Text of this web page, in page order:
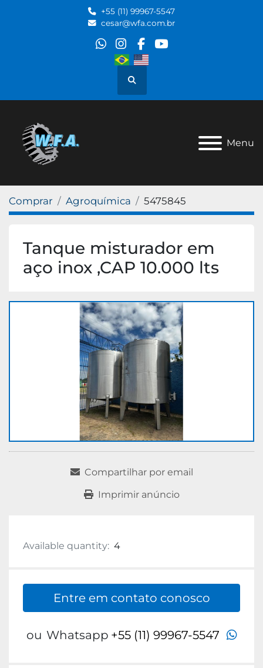
+55 (11) 99967-5547
cesar@wfa.com.br
whatsapp
instagram
facebook
youtube
Pesquisar
Menu
Comprar Agroquímica 5475845
Tanque misturador em
aço inox ,CAP 10.000 lts
Compartilhar por email
Imprimir anúncio
Available quantity: 4
Entre em contato conosco
ou Whatsapp +55 (11) 99967-5547